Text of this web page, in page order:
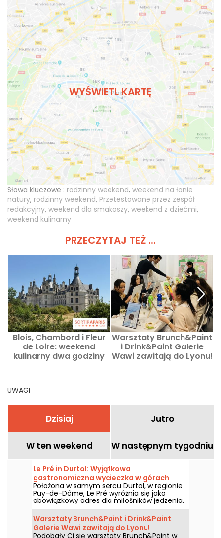
WYŚWIETL KARTĘ
Słowa kluczowe : rodzinny weekend, weekend na łonie
natury, rodzinny weekend, Przetestowane przez zespół
redakcyjny, weekend dla smakoszy, weekend z dziećmi,
weekend kulinarny
PRZECZYTAJ TEŻ ...
Blois, Chambord i Fleur
de Loire: weekend
kulinarny dwa godziny
Warsztaty Brunch&Paint
i Drink&Paint Galerie
Wawi zawitają do Lyonu!
UWAGI
Dzisiaj Jutro
W ten weekend W następnym tygodniu
Le Pré in Durtol: Wyjątkowa
gastronomiczna wycieczka w górach
Owernii
Położona w samym sercu Durtol, w regionie
Puy-de-Dôme, Le Pré wyróżnia się jako
obowiązkowy adres dla miłośników jedzenia.
Położona w niewielkiej odległości od
Clermont-Ferrand, ta dwugwiazdkowa
restauracja urzeka niezapomnianymi
doznaniami kulinarnymi, subtelnie
Warsztaty Brunch&Paint i Drink&Paint
Galerie Wawi zawitają do Lyonu!
Podobały Ci się warsztaty Brunch&Paint w